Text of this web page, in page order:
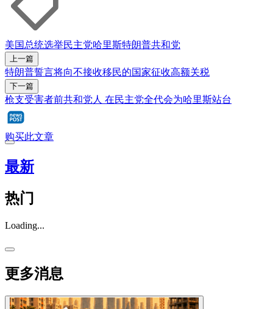
美国总统选举民主党哈里斯特朗普共和党
上一篇
特朗普誓言将向不接收移民的国家征收高额关税
下一篇
枪支受害者前共和党人 在民主党全代会为哈里斯站台
购买此文章
最新
热门
Loading...
更多消息